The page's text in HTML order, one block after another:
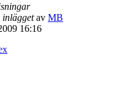
inläggetav MB
16:16